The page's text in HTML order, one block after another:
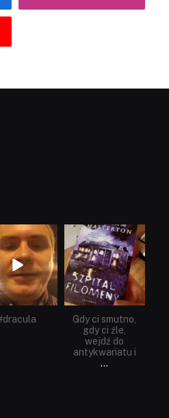
dobryhorror
Maj 25
dobryhorror
Maj 22
Gdy ci smutno,
gdy ci źle,
wejdź do
antykwariatu i
...